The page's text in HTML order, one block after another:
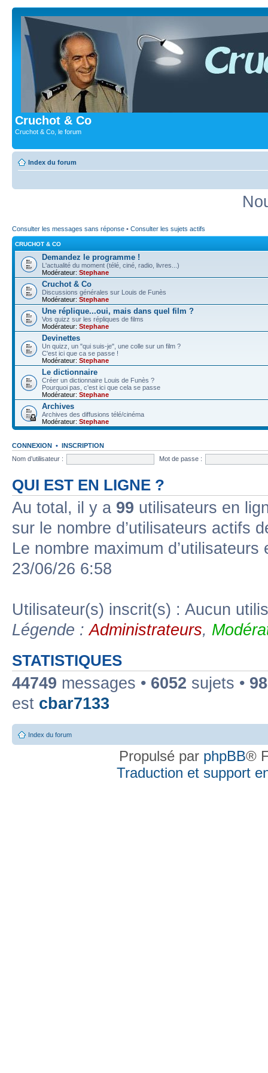
Cruchot & Co
Cruchot & Co, le forum
Index du forum
Consulter les messages sans réponse • Consulter les sujets actifs
CRUCHOT & CO
Demandez le programme !
L'actualité du moment (télé, ciné, radio, livres...)
Modérateur: Stephane
Cruchot & Co
Discussions générales sur Louis de Funès
Modérateur: Stephane
Une réplique...oui, mais dans quel film ?
Vos quizz sur les répliques de films
Modérateur: Stephane
Devinettes
Un quizz, un "qui suis-je", une colle sur un film ?
C'est ici que ca se passe !
Modérateur: Stephane
Le dictionnaire
Créer un dictionnaire Louis de Funès ?
Pourquoi pas, c'est ici que cela se passe
Modérateur: Stephane
Archives
Archives des diffusions télé/cinéma
Modérateur: Stephane
CONNEXION • INSCRIPTION
Nom d’utilisateur :
Mot de passe :
QUI EST EN LIGNE ?
Au total, il y a 99 utilisateurs en
sur le nombre d’utilisateurs actifs
Le nombre maximum
23/06/26 6:58
Utilisateur(s) inscrit(s) : Aucun
Légende :Administrateurs,
STATISTIQUES
44749 messages • 6052 sujets •
est cbar7133
Index du forum
Propulsé par phpBB®
Traduction et support